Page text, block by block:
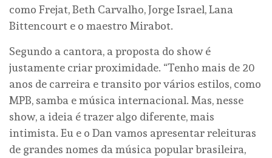
como Frejat, Beth Carvalho, Jorge Israel, Lana
Bittencourt e o maestro Mirabot.
Segundo a cantora, a proposta do show é
justamente criar proximidade. “Tenho mais de 20
anos de carreira e transito por vários estilos, como
MPB, samba e música internacional. Mas, nesse
show, a ideia é trazer algo diferente, mais
intimista. Eu e o Dan vamos apresentar releituras
de grandes nomes da música popular brasileira,